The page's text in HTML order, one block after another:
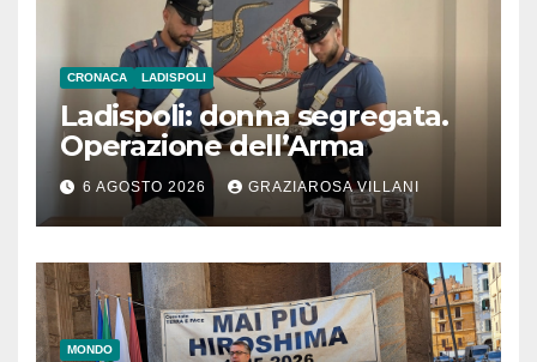
CRONACA LADISPOLI
Ladispoli: donna segregata.
Operazione dell’Arma
6 AGOSTO 2026 GRAZIAROSA VILLANI
MONDO